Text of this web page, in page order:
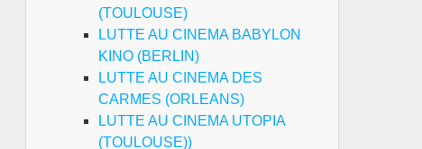
(TOULOUSE)
LUTTE AU CINEMA BABYLON
KINO (BERLIN)
LUTTE AU CINEMA DES
CARMES (ORLEANS)
LUTTE AU CINEMA UTOPIA
(TOULOUSE))